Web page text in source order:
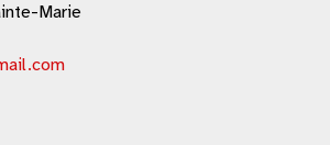
Marie